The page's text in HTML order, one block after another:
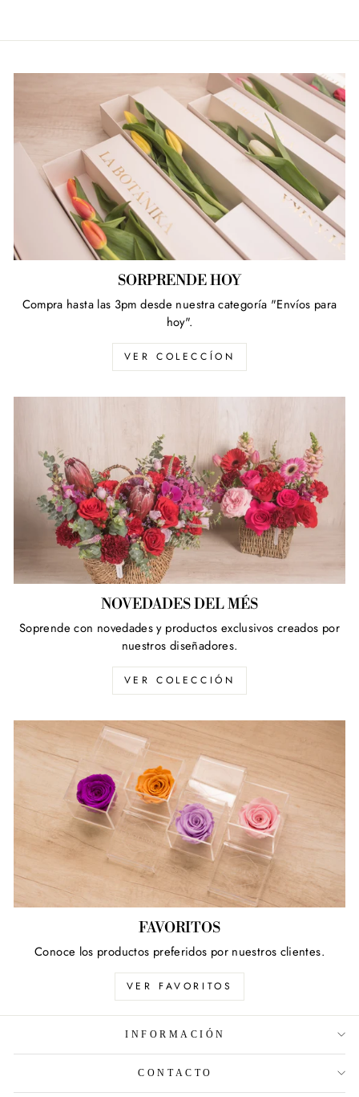
SORPRENDE HOY
Compra hasta las 3pm desde nuestra categoría "Envíos para
hoy".
VER COLECCÍON
NOVEDADES DEL MÉS
Soprende con novedades y productos exclusivos creados por
nuestros diseñadores.
VER COLECCIÓN
FAVORITOS
Conoce los productos preferidos por nuestros clientes.
VER FAVORITOS
INFORMACIÓN
CONTACTO